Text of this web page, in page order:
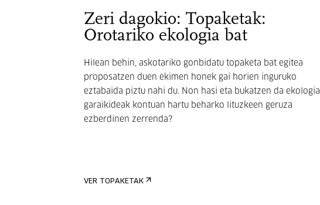
Zeri dagokio: Topaketak:
Orotariko ekologia bat
Hilean behin, askotariko gonbidatu topaketa bat egitea
proposatzen duen ekimen honek gai horien inguruko
eztabaida piztu nahi du. Non hasi eta bukatzen da ekologia
garaikideak kontuan hartu beharko lituzkeen geruza
ezberdinen zerrenda?
VER TOPAKETAK